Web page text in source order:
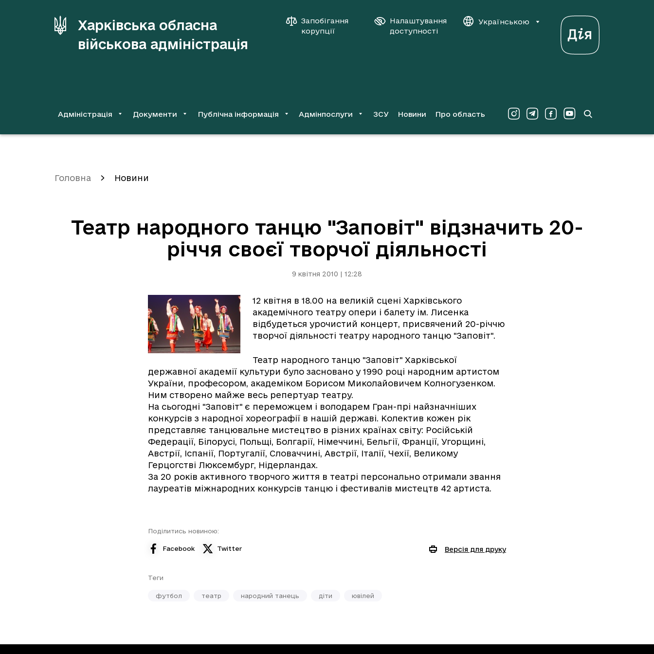
Харківська обласна
військова адміністрація
Запобігання
корупції
Налаштування
доступності
Українською
Адміністрація Документи Публічна інформація Адмінпослуги ЗСУ Новини Про область
Головна Новини
Театр народного танцю "Заповіт" відзначить 20-
річчя своєї творчої діяльності
9 квітня 2010 | 12:28
12 квітня в 18.00 на великій сцені Харківського
академічного театру опери і балету ім. Лисенка
відбудеться урочистий концерт, присвячений 20-річчю
творчої діяльності театру народного танцю "Заповіт".
Театр народного танцю "Заповіт" Харківської
державної академії культури було засновано у 1990 році народним артистом
України, професором, академіком Борисом Миколайовичем Колногузенком.
Ним створено майже весь репертуар театру.
На сьогодні "Заповіт" є переможцем і володарем Гран-прі найзначніших
конкурсів з народної хореографії в нашій державі. Колектив кожен рік
представляє танцювальне мистецтво в різних країнах світу: Російській
Федерації, Білорусі, Польщі, Болгарії, Німеччині, Бельгії, Франції, Угорщині,
Австрії, Іспанії, Португалії, Словаччині, Австрії, Італії, Чехії, Великому
Герцогстві Люксембург, Нідерландах.
За 20 років активного творчого життя в театрі персонально отримали звання
лауреатів міжнародних конкурсів танцю і фестивалів мистецтв 42 артиста.
Поділитись новиною:
Facebook Twitter Версія для друку
Теги
футбол театр народний танець діти ювілей